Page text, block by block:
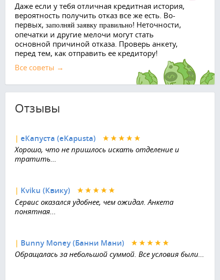
Даже если у тебя отличная кредитная история,
вероятность получить отказ все же есть. Во-
первых, заполняй заявку правильно! Неточности,
опечатки и другие мелочи могут стать
основной причиной отказа. Проверь анкету,
перед тем, как отправить ее кредитору!
Все советы →
Отзывы
| еКапуста (eKapusta)
Хорошо, что не пришлось искать отделение и
тратить...
| Kviku (Квику)
Сервис оказался удобнее, чем ожидал. Анкета
понятная...
| Bunny Money (Банни Мани)
Обращалась за небольшой суммой. Все условия были...